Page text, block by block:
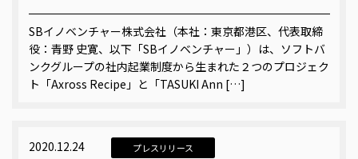
SBイノベンチャー株式会社（本社：東京都港区、代表取締
役：青野 史寛、以下「SBイノベンチャー」）は、ソフトバ
ンクグループの社内起業制度から生まれた２つのプロジェク
ト「Axross Recipe」と「TASUKI Ann […]
2020.12.24 プレスリリース